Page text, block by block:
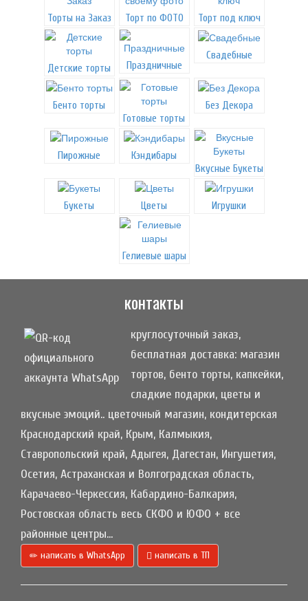
Торты на Заказ Торт по ФОТО Торт под ключ
Детские торты Праздничные
Свадебные
Бенто торты
Готовые торты
Без Декора
Пирожные
Кэндибары
Вкусные Букеты
Букеты Цветы Игрушки
Гелиевые шары
контакты
круглосуточный заказ,
бесплатная доставка: магазин
тортов, бенто торты, капкейки,
сладкие подарки, цветы и
вкусные эмоций.. цветочный магазин, кондитерская
Краснодарский край, Крым, Калмыкия,
Ставропольский край, Адыгея, Дагестан, Ингушетия,
Осетия, Астраханская и Волгоградская область,
Карачаево-Черкессия, Кабардино-Балкария,
Ростовская область весь СКФО и ЮФО + все
районные центры...
написать в WhatsApp написать в ТП